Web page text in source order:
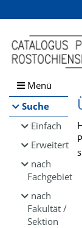
Browsen
direkt zum Inhalt
Menü
Suche
Einfach
Erweitert
nach
Fachgebiet
nach
Fakultät /
Sektion